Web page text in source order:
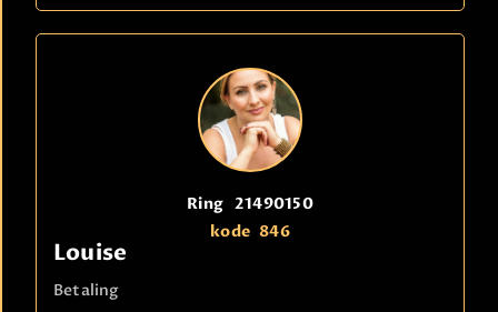
Ring 21490150
kode 846
Louise
Betaling